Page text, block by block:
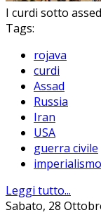
I curdi sotto
Tags:
rojava
curdi
Assad
Russia
Iran
USA
guerra civile
imperialismo
Leggi tutto...
Sabato, 28